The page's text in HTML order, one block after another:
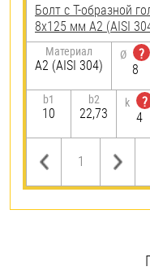
Болт с Т-образной
8х125 мм А2 (AISI
Материал
А2 (AISI 304)
Ø
?
8
b1
10
b2
22,73
k
?
4